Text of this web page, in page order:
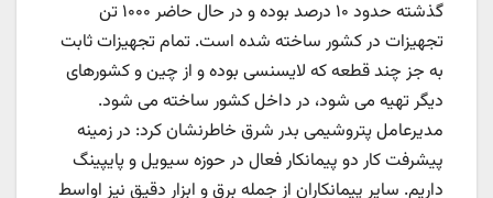
گذشته حدود ۱۰ درصد بوده و در حال حاضر ۱۰۰۰ تن
تجهیزات در کشور ساخته شده است. تمام تجهیزات ثابت
به جز چند قطعه که لایسنسی بوده و از چین و کشورهای
دیگر تهیه می شود، در داخل کشور ساخته می شود.
مدیرعامل پتروشیمی بدر شرق خاطرنشان کرد: در زمینه
پیشرفت کار دو پیمانکار فعال در حوزه سیویل و پایپینگ
داریم. سایر پیمانکاران از جمله برق و ابزار دقیق نیز اواسط